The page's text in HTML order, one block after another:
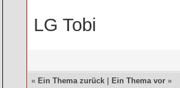
LG Tobi
« Ein Thema zurück Ein Thema vor »